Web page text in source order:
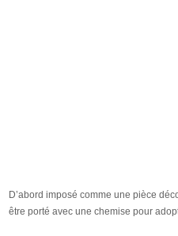
D’abord imposé comme une pièce
être porté avec une chemise pour